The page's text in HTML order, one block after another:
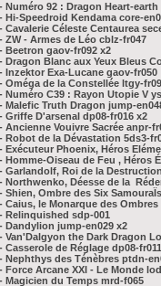
- Numéro 92 : Dragon Heart-
- Hi-Speedroid Kendama core-
- Cavalerie Céleste Centaurea
- ZW - Armes de Léo cblz-fr047
- Beetron gaov-fr092 x2
- Dragon Blanc aux Yeux Bleus
- Inzektor Exa-Lucane gaov-fr050
- Oméga de la Constellée ltgy-
- Numéro C39 : Rayon Utopie V
- Malefic Truth Dragon jump-
- Griffe D'arsenal dp08-fr016 x2
- Ancienne Vouivre Sacrée anpr-
- Robot de la Dévastation 5ds3-
- Exécuteur Phoenix, Héros
- Homme-Oiseau de Feu , Héros
- Garlandolf, Roi de la
- Northwenko, Déesse de la
- Shien, Ombre des Six
- Caius, le Monarque des Ombres
- Relinquished sdp-001
- Dandylion jump-en029 x2
- Van'Dalgyon the Dark Dragon
- Casserole de Réglage dp08-
- Nephthys des Ténèbres ptdn-
- Force Arcane XXI - Le Monde
- Magicien du Temps mrd-f065